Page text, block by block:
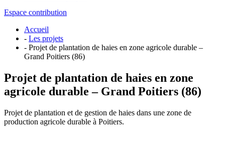
Espace contribution
Accueil
- Les projets
- Projet de plantation de haies en zone agricole durable –
Grand Poitiers (86)
Projet de plantation de haies en zone
agricole durable – Grand Poitiers (86)
Projet de plantation et de gestion de haies dans une zone de
production agricole durable à Poitiers.